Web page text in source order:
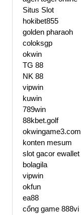
Situs Slot
hokibet855
golden pharaoh
coloksgp
okwin
TG 88
NK 88
vipwin
kuwin
789win
88kbet.golf
okwingame3.com
konten mesum
slot gacor ewallet
bolagila
vipwin
okfun
ea88
cổng game 888vi